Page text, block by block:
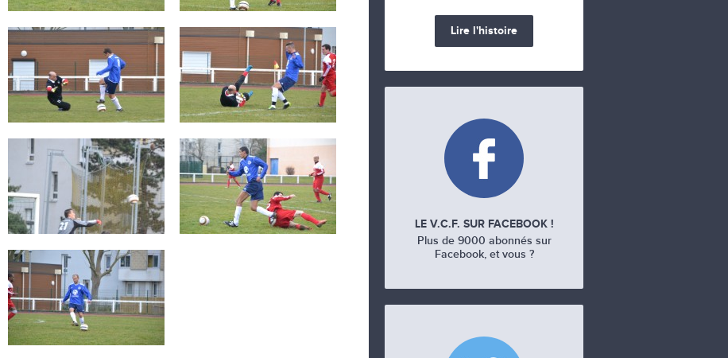
Lire l'histoire
LE V.C.F. SUR FACEBOOK !
Plus de 9000 abonnés sur
Facebook, et vous ?